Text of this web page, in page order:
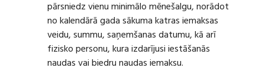
pārsniedz vienu minimālo mēnešalgu, norādot
no kalendārā gada sākuma katras iemaksas
veidu, summu, saņemšanas datumu, kā arī
fizisko personu, kura izdarījusi iestāšanās
naudas vai biedru naudas iemaksu.